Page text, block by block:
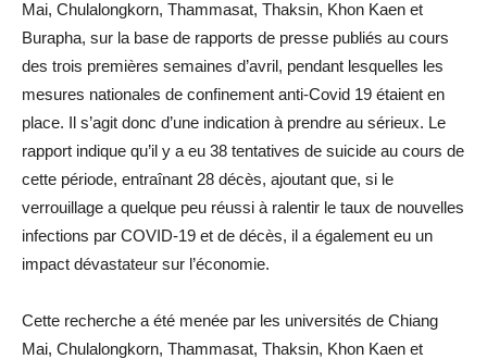
Mai, Chulalongkorn, Thammasat, Thaksin, Khon Kaen et
Burapha, sur la base de rapports de presse publiés au cours
des trois premières semaines d’avril, pendant lesquelles les
mesures nationales de confinement anti-Covid 19 étaient en
place. Il s’agit donc d’une indication à prendre au sérieux. Le
rapport indique qu’il y a eu 38 tentatives de suicide au cours de
cette période, entraînant 28 décès, ajoutant que, si le
verrouillage a quelque peu réussi à ralentir le taux de nouvelles
infections par COVID-19 et de décès, il a également eu un
impact dévastateur sur l’économie.
Cette recherche a été menée par les universités de Chiang
Mai, Chulalongkorn, Thammasat, Thaksin, Khon Kaen et